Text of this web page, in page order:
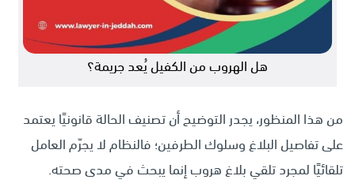
هل الهروب من الكفيل يُعد جريمة؟
من هذا المنظور، يجدر التوضيح أن تصنيف الحالة قانونيًا يعتمد
على تفاصيل البلاغ وسلوك الطرفين؛ فالنظام لا يجرّم العامل
تلقائيًا لمجرد تلقي بلاغ هروب إنما يبحث في مدى صحته.